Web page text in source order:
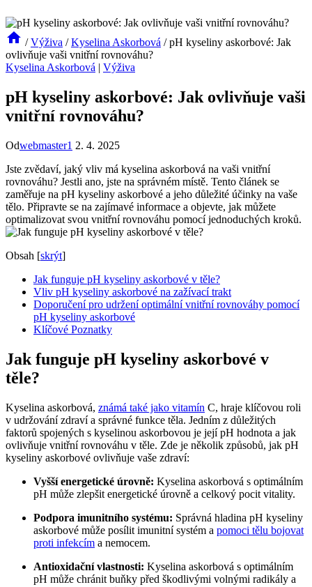
/ Výživa / Kyselina Askorbová / pH kyseliny askorbové: Jak
ovlivňuje vaši vnitřní rovnováhu?
Kyselina Askorbová | Výživa
pH kyseliny askorbové: Jak ovlivňuje vaši
vnitřní rovnováhu?
Odwebmaster1 2. 4. 2025
Jste zvědaví, jaký vliv má kyselina askorbová na vaši vnitřní
rovnováhu? Jestli ano, jste na správném místě. Tento článek se
zaměřuje na pH kyseliny askorbové a jeho důležité účinky na vaše
tělo. Připravte se na zajímavé informace a objevte, jak můžete
optimalizovat svou vnitřní rovnováhu pomocí jednoduchých kroků.
Obsah [skrýt]
Jak funguje pH kyseliny askorbové v těle?
Vliv pH kyseliny askorbové na zažívací trakt
Doporučení pro udržení optimální vnitřní rovnováhy pomocí
pH kyseliny askorbové
Klíčové Poznatky
Jak funguje pH kyseliny askorbové v
těle?
Kyselina askorbová, známá také jako vitamín C, hraje klíčovou roli
v udržování zdraví a správné funkce těla. Jedním z důležitých
faktorů spojených s kyselinou askorbovou je její pH hodnota a jak
ovlivňuje vnitřní rovnováhu v těle. Zde je několik způsobů, jak pH
kyseliny askorbové ovlivňuje vaše zdraví:
Vyšší energetické úrovně: Kyselina askorbová s optimálním
pH může zlepšit energetické úrovně a celkový pocit vitality.
Podpora imunitního systému: Správná hladina pH kyseliny
askorbové může posílit imunitní systém a pomoci tělu bojovat
proti infekcím a nemocem.
Antioxidační vlastnosti: Kyselina askorbová s optimálním
pH může chránit buňky před škodlivými volnými radikály a